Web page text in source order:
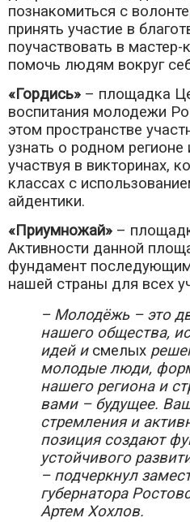
познакомиться с
принять участие в
поучаствовать в мастер-
помочь людям вокруг
«Гордись» – площадка
воспитания молодежи
этом пространстве
узнать о родном регионе
участвуя в викторинах,
классах с
айдентики.
«Приумножай» –
Активности данной
фундамент
нашей страны для всех
– Молодёжь – это
нашего общества,
идей исмелых
молодые люди,
нашего региона и
вами – будущее.
стремления и
позиция создают
устойчивого
– подчеркнул
губернатора
Артем Хохлов.